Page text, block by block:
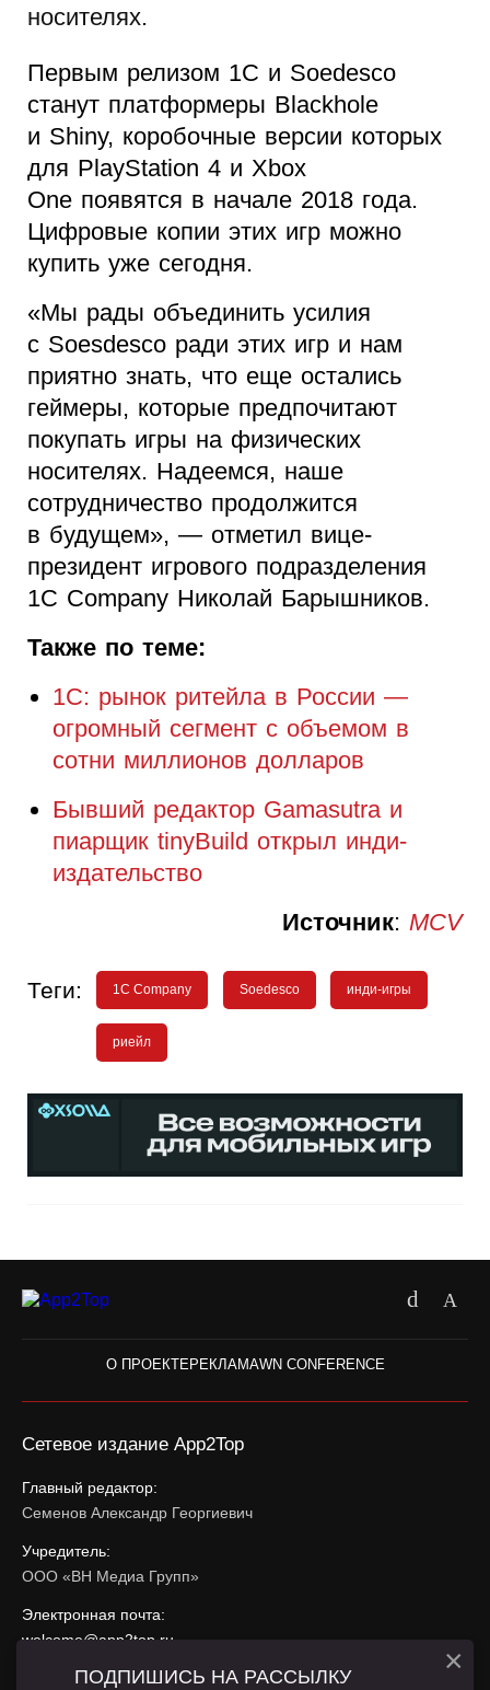
носителях.
Первым релизом 1C и Soedesco
станут платформеры Blackhole
и Shiny, коробочные версии которых
для PlayStation 4 и Xbox
One появятся в начале 2018 года.
Цифровые копии этих игр можно
купить уже сегодня.
«Мы рады объединить усилия
с Soesdesco ради этих игр и нам
приятно знать, что еще остались
геймеры, которые предпочитают
покупать игры на физических
носителях. Надеемся, наше
сотрудничество продолжится
в будущем», — отметил вице-
президент игрового подразделения
1C Company Николай Барышников.
Также по теме:
1C: рынок ритейла в России —
огромный сегмент с объемом в
сотни миллионов долларов
Бывший редактор Gamasutra и
пиарщик tinyBuild открыл инди-
издательство
Источник: MCV
Теги: 1C Company Soedesco инди-игры
риейл
О ПРОЕКТЕРЕКЛАМАWN CONFERENCE
Сетевое издание App2Top
Главный редактор:
Семенов Александр Георгиевич
Учредитель:
ООО «ВН Медиа Групп»
Электронная почта:
welcome@app2top.ru
ПОДПИШИСЬ НА РАССЫЛКУ ×